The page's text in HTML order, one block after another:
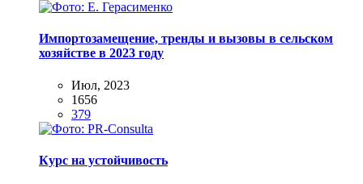
Импортозамещение, тренды и вызовы в сельском
хозяйстве в 2023 году
Июл, 2023
1656
379
Курс на устойчивость